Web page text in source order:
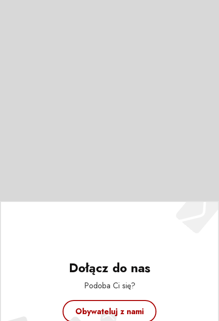
Dołącz do nas
Podoba Ci się?
Obywateluj z nami